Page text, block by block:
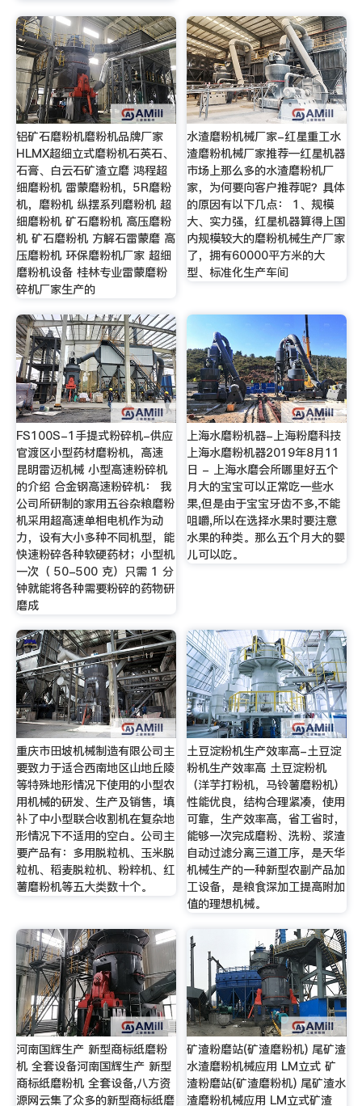
铝矿石磨粉机磨粉机品牌厂家
HLMX超细立式磨粉机石英石、
石膏、白云石矿渣立磨 鸿程超
细磨粉机 雷蒙磨粉机，5R磨粉
机，磨粉机 纵摆系列磨粉机 超
细磨粉机 矿石磨粉机 高压磨粉
机 矿石磨粉机 方解石雷蒙磨 高
压磨粉机 环保磨粉机厂家 超细
磨粉机设备 桂林专业雷蒙磨粉
碎机厂家生产的
水渣磨粉机械厂家-红星重工水
渣磨粉机械厂家推荐—红星机器
市场上那么多的水渣磨粉机厂
家，为何要向客户推荐呢？具体
的原因有以下几点： 1、规模
大、实力强，红星机器算得上国
内规模较大的磨粉机械生产厂家
了，拥有60000平方米的大
型、标准化生产车间
FS100S-1手提式粉碎机-供应
官渡区小型药材磨粉机，高速
昆明雷迈机械 小型高速粉碎机
的介绍 合金钢高速粉碎机： 我
公司所研制的家用五谷杂粮磨粉
机采用超高速单相电机作为动
力，设有大小多种不同机型，能
快速粉碎各种软硬药材；小型机
一次（ 50-500 克）只需 1 分
钟就能将各种需要粉碎的药物研
磨成
上海水磨粉机器-上海粉磨科技
上海水磨粉机器2019年8月11
日 - 上海水磨会所哪里好五个
月大的宝宝可以正常吃一些水
果,但是由于宝宝牙齿不多,不能
咀嚼,所以在选择水果时要注意
水果的种类。那么五个月大的婴
儿可以吃。
重庆市田坡机械制造有限公司主
要致力于适合西南地区山地丘陵
等特殊地形情况下使用的小型农
用机械的研发、生产及销售，填
补了中小型联合收割机在复杂地
形情况下不适用的空白。公司主
要产品有：多用脱粒机、玉米脱
粒机、稻麦脱粒机、粉粹机、红
薯磨粉机等五大类数十个。
土豆淀粉机生产效率高-土豆淀
粉机生产效率高 土豆淀粉机
（洋芋打粉机，马铃薯磨粉机）
性能优良，结构合理紧凑，使用
可靠，生产效率高，省工省时，
能够一次完成磨粉、洗粉、浆渣
自动过滤分离三道工序，是天华
机械生产的一种新型农副产品加
工设备，是粮食深加工提高附加
值的理想机械。
河南国辉生产 新型商标纸磨粉
机 全套设备河南国辉生产 新型
商标纸磨粉机 全套设备,八方资
源网云集了众多的新型商标纸磨
矿渣粉磨站(矿渣磨粉机) 尾矿渣
水渣磨粉机械应用 LM立式 矿
渣粉磨站(矿渣磨粉机) 尾矿渣水
渣磨粉机械应用 LM立式矿渣